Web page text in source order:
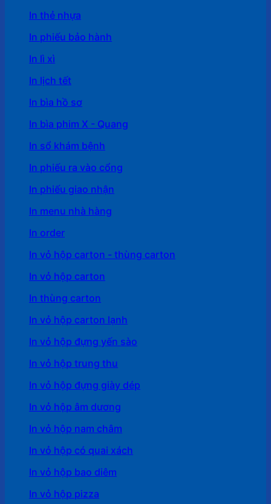
In thẻ nhựa
In phiếu bảo hành
In lì xì
In lịch tết
In bìa hồ sơ
In bìa phim X - Quang
In sổ khám bệnh
In phiếu ra vào cổng
In phiếu giao nhận
In menu nhà hàng
In order
In vỏ hộp carton - thùng carton
In vỏ hộp carton
In thùng carton
In vỏ hộp carton lạnh
In vỏ hộp đựng yến sào
In vỏ hộp trung thu
In vỏ hộp đựng giày dép
In vỏ hộp âm dương
In vỏ hộp nam châm
In vỏ hộp có quai xách
In vỏ hộp bao diêm
In vỏ hộp pizza